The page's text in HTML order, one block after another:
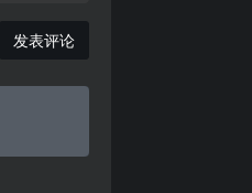
发表评论